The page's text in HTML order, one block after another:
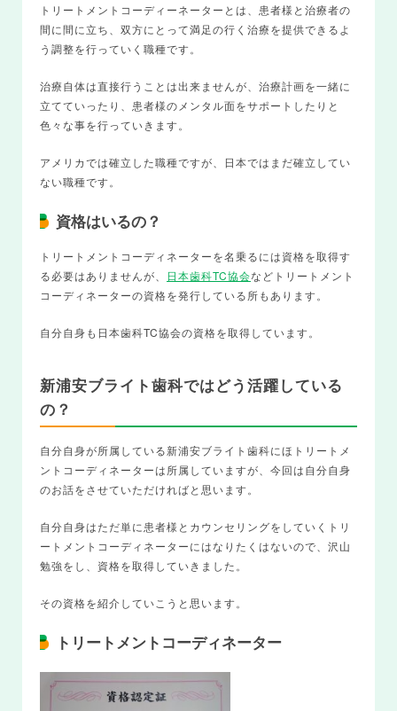
トリートメントコーディーネーターとは、患者様と治療者の
間に間に立ち、双方にとって満足の行く治療を提供できるよ
う調整を行っていく職種です。
治療自体は直接行うことは出来ませんが、治療計画を一緒に
立てていったり、患者様のメンタル面をサポートしたりと
色々な事を行っていきます。
アメリカでは確立した職種ですが、日本ではまだ確立してい
ない職種です。
資格はいるの？
トリートメントコーディネーターを名乗るには資格を取得す
る必要はありませんが、 日本歯科TC協会などトリートメント
コーディネーターの資格を発行している所もあります。
自分自身も日本歯科TC協会の資格を取得しています。
新浦安ブライト歯科ではどう活躍している
の？
自分自身が所属している新浦安ブライト歯科にほトリートメ
ントコーディネーターは所属していますが、今回は自分自身
のお話をさせていただければと思います。
自分自身はただ単に患者様とカウンセリングをしていくトリ
ートメントコーディネーターにはなりたくはないので、沢山
勉強をし、資格を取得していきました。
その資格を紹介していこうと思います。
トリートメントコーディネーター